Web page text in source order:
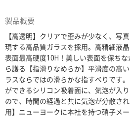
製品概要
【高透明】クリアで歪みが少なく、写
現する高品質ガラスを採用。高精細液
表面最高硬度10H！美しい表面を保ち
ら護る【指滑りなめらか】平滑度の高
ラスならではの滑らかな指すべりです
ができるシリコン吸着面に、気泡が入
ので、時間の経過と共に気泡が分散さ
用】ニューヨークに本社を持つ硝子メ